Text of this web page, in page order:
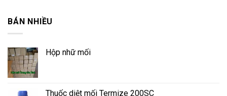
BÁN NHIỀU
Hộp nhữ mối
Thuốc diệt mối Termize 200SC